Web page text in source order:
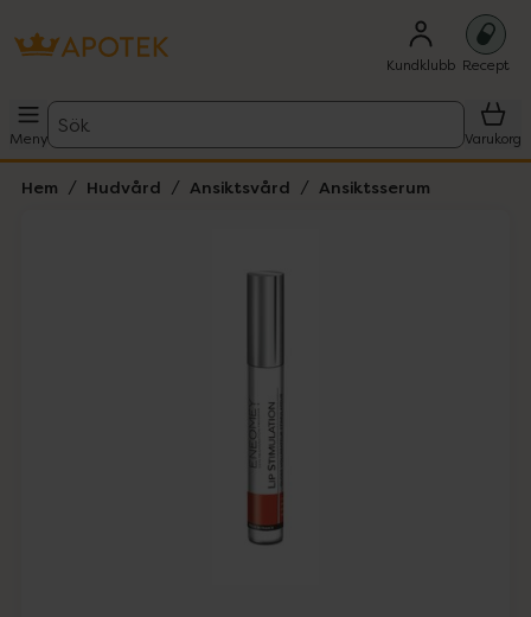
Kundklubb Recept
Meny
Sök
Varukorg
Hem Hudvård Ansiktsvård Ansiktsserum